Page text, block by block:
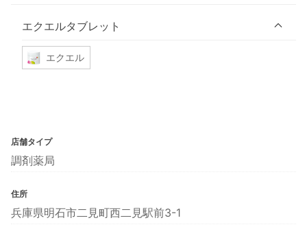
エクエルタブレット
エクエル
店舗タイプ
調剤薬局
住所
兵庫県明石市二見町西二見駅前3-1